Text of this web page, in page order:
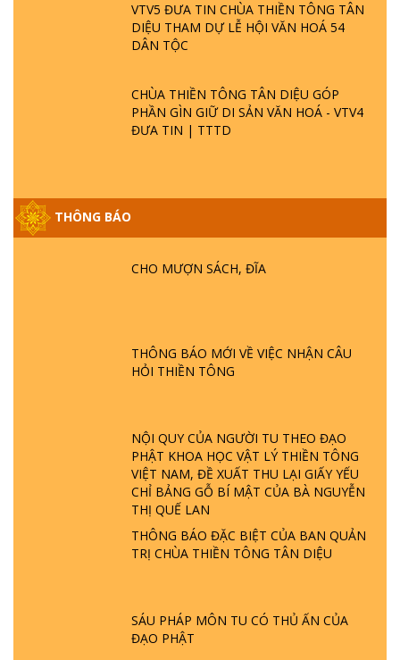
VTV5 ĐƯA TIN CHÙA THIỀN TÔNG TÂN
DIỆU THAM DỰ LỄ HỘI VĂN HOÁ 54
DÂN TỘC
CHÙA THIỀN TÔNG TÂN DIỆU GÓP
PHẦN GÌN GIỮ DI SẢN VĂN HOÁ - VTV4
ĐƯA TIN | TTTD
THÔNG BÁO
CHO MƯỢN SÁCH, ĐĨA
THÔNG BÁO MỚI VỀ VIỆC NHẬN CÂU
HỎI THIỀN TÔNG
NỘI QUY CỦA NGƯỜI TU THEO ĐẠO
PHẬT KHOA HỌC VẬT LÝ THIỀN TÔNG
VIỆT NAM, ĐỀ XUẤT THU LẠI GIẤY YẾU
CHỈ BẢNG GỖ BÍ MẬT CỦA BÀ NGUYỄN
THỊ QUẾ LAN
THÔNG BÁO ĐẶC BIỆT CỦA BAN QUẢN
TRỊ CHÙA THIỀN TÔNG TÂN DIỆU
SÁU PHÁP MÔN TU CÓ THỦ ẤN CỦA
ĐẠO PHẬT
GIẢI ĐÁP ĐẶC BIỆT P25 - SUỐT 49 NĂM
PHẬT KHÔNG NÓI? HỘI LONG HOA LÀ
TTTD
GIẢI ĐÁP ĐẶC BIỆT P23 - THIÊN ĐÀNG Ở
GIẢI ĐÁP THIỀN TÔNG ĐẶC BIỆT P22 - TẠI
SAO TRÁI ĐẤT NHIỀU THIÊN TAI - LŨ LỤT
- HỎA HOẠN | TTTD
GIẢI ĐÁP THIỀN TÔNG ĐẶC BIỆT P21 - TẠI
SAO ĐỨC PHẬT BƯỚC ĐI 7 BƯỚC TRÊN
GIẢI ĐÁP VỀ LỄ TIỄN THIỀN TÔNG SƯ
NGỌC LÂM VỀ PHẬT GIỚI